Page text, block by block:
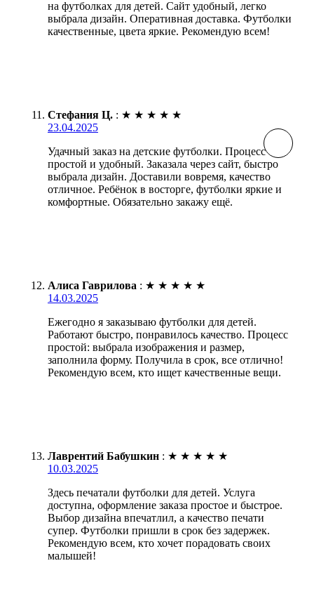
на футболках для детей. Сайт удобный, легко
выбрала дизайн. Оперативная доставка. Футболки
качественные, цвета яркие. Рекомендую всем!
Стефания Ц. : ★ ★ ★ ★ ★
23.04.2025
Удачный заказ на детские футболки. Процесс
простой и удобный. Заказала через сайт, быстро
выбрала дизайн. Доставили вовремя, качество
отличное. Ребёнок в восторге, футболки яркие и
комфортные. Обязательно закажу ещё.
Алиса Гаврилова : ★ ★ ★ ★ ★
14.03.2025
Ежегодно я заказываю футболки для детей.
Работают быстро, понравилось качество. Процесс
простой: выбрала изображения и размер,
заполнила форму. Получила в срок, все отлично!
Рекомендую всем, кто ищет качественные вещи.
Лаврентий Бабушкин : ★ ★ ★ ★ ★
10.03.2025
Здесь печатали футболки для детей. Услуга
доступна, оформление заказа простое и быстрое.
Выбор дизайна впечатлил, а качество печати
супер. Футболки пришли в срок без задержек.
Рекомендую всем, кто хочет порадовать своих
малышей!